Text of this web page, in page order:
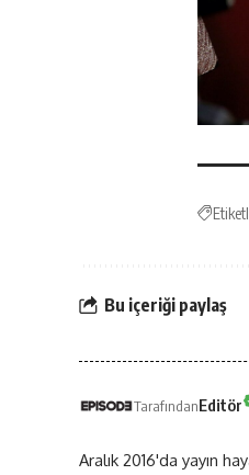
Bu içeriği paylaş
TarafındanEditör
Aralık 2016'da yayın